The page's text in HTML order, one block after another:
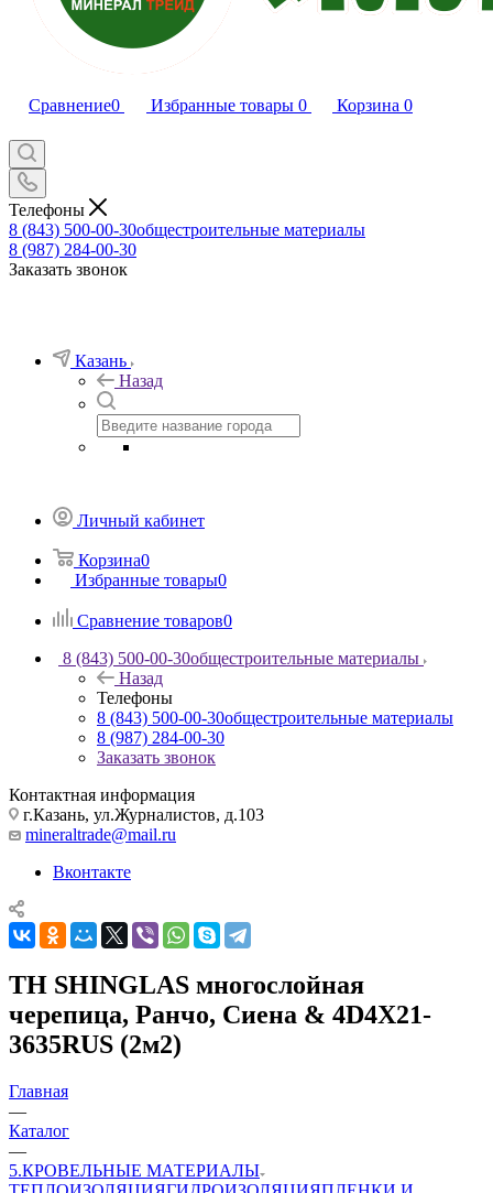
Сравнение0 Избранные товары 0 Корзина 0
Телефоны
8 (843) 500-00-30общестроительные материалы
8 (987) 284-00-30
Заказать звонок
Казань
Назад
Личный кабинет
Корзина0
Избранные товары0
Сравнение товаров0
8 (843) 500-00-30общестроительные материалы
Назад
Телефоны
8 (843) 500-00-30общестроительные материалы
8 (987) 284-00-30
Заказать звонок
Контактная информация
г.Казань, ул.Журналистов, д.103
mineraltrade@mail.ru
Вконтакте
ТН SHINGLAS многослойная
черепица, Ранчо, Сиена & 4D4X21-
3635RUS (2м2)
Главная
—
Каталог
—
5.КРОВЕЛЬНЫЕ МАТЕРИАЛЫ